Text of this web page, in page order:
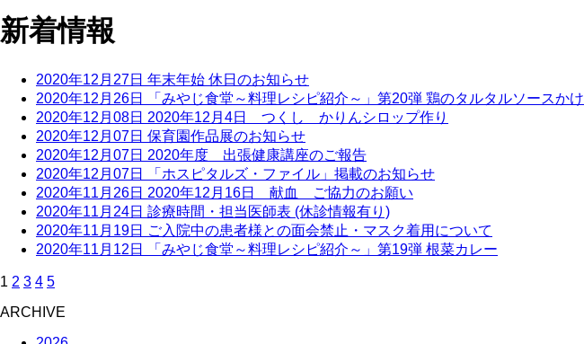
新着情報
2020年12月27日 年末年始 休日のお知らせ
2020年12月26日
「みやじ食堂～料理レシピ紹介～」第20弾 鶏のタルタルソースかけ
2020年12月08日 2020年12月4日 つくし かりんシロップ作り
2020年12月07日 保育園作品展のお知らせ
2020年12月07日 2020年度 出張健康講座のご報告
2020年12月07日
「ホスピタルズ・ファイル」掲載のお知らせ
2020年11月26日 2020年12月16日 献血 ご協力のお願い
2020年11月24日 診療時間・担当医師表 (休診情報有り)
2020年11月19日 ご入院中の患者様との面会禁止・マスク着用について
2020年11月12日
「みやじ食堂～料理レシピ紹介～」第19弾 根菜カレー
1 2 3 4 5
ARCHIVE